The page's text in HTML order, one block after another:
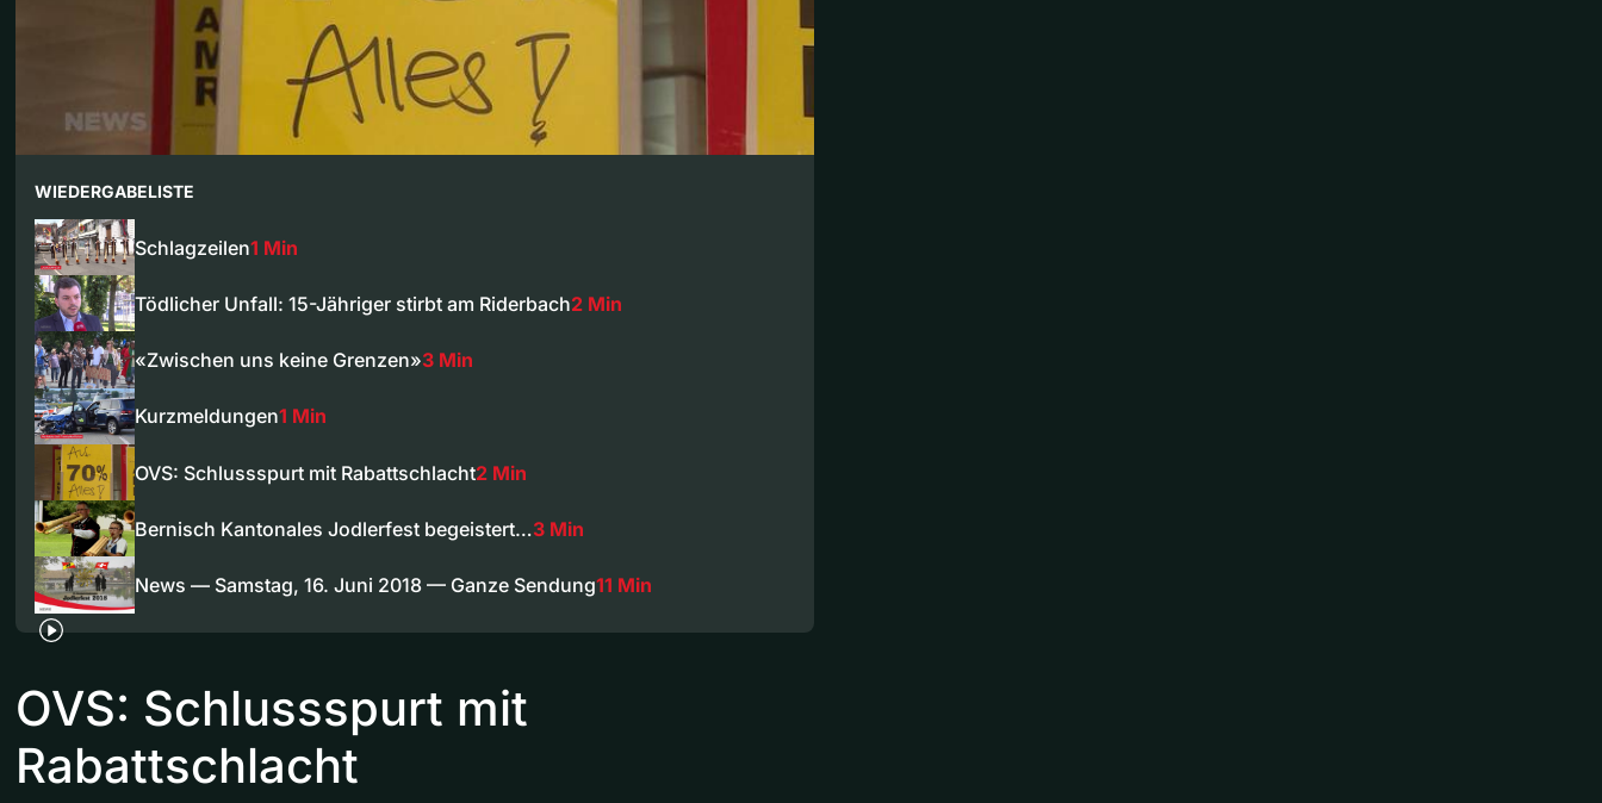
WIEDERGABELISTE
Schlagzeilen1 Min
Tödlicher Unfall: 15-Jähriger stirbt am Riderbach2 Min
«Zwischen uns keine Grenzen»3 Min
Kurzmeldungen1 Min
OVS: Schlussspurt mit Rabattschlacht2 Min
Bernisch Kantonales Jodlerfest begeistert…3 Min
News — Samstag, 16. Juni 2018 — Ganze Sendung11 Min
OVS: Schlussspurt mit
Rabattschlacht